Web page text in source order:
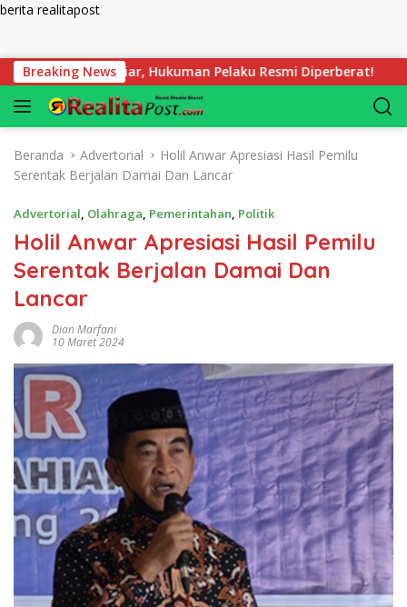
berita realitapost
Breaking News
Milliar, Hukuman Pelaku Resmi Diperberat!
Beranda Advertorial
Holil Anwar Apresiasi Hasil Pemilu
Serentak Berjalan Damai Dan Lancar
Advertorial, Olahraga, Pemerintahan, Politik
Holil Anwar Apresiasi Hasil Pemilu
Serentak Berjalan Damai Dan
Lancar
Dian Marfani
10 Maret 2024